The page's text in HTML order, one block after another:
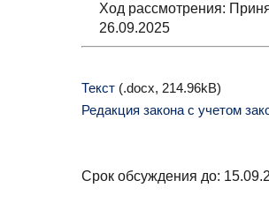
Ход рассмотрения:
26.09.2025
Текст (.docx, 214.96kB)
Редакция закона с учетом
Срок обсуждения до: